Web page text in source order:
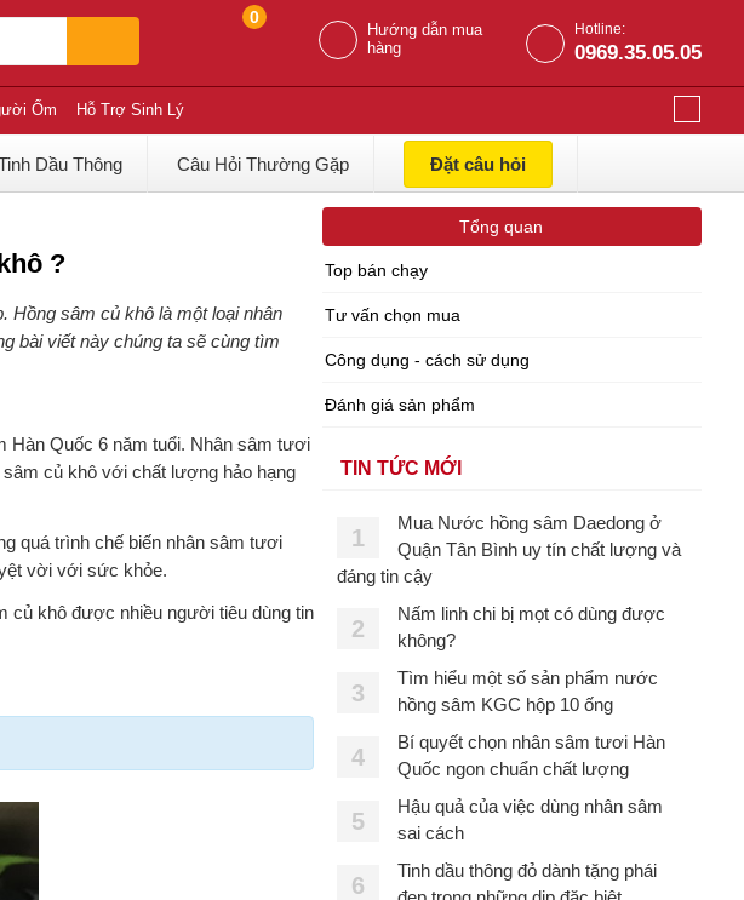
0
Hướng dẫn mua
hàng
Hotline:
0969.35.05.05
Ốm Hỗ Trợ Sinh Lý
Dầu Thông Câu Hỏi Thường Gặp Đặt câu hỏi
?
sâm củ khô là một loại nhân
bài viết này chúng ta sẽ cùng tìm
Hàn Quốc 6 năm tuổi. Nhân sâm tươi
củ khô với chất lượng hảo hạng
quá trình chế biến nhân sâm tươi
vời với sức khỏe.
củ khô được nhiều người tiêu dùng tin
Tổng quan
Top bán chạy
Tư vấn chọn mua
Công dụng - cách sử dụng
Đánh giá sản phẩm
TIN TỨC MỚI
1
Mua Nước hồng sâm Daedong ở
Quận Tân Bình uy tín chất lượng và
đáng tin cậy
2
Nấm linh chi bị mọt có dùng được
không?
3
Tìm hiểu một số sản phẩm nước
hồng sâm KGC hộp 10 ống
4
Bí quyết chọn nhân sâm tươi Hàn
Quốc ngon chuẩn chất lượng
5
Hậu quả của việc dùng nhân sâm
sai cách
6
Tinh dầu thông đỏ dành tặng phái